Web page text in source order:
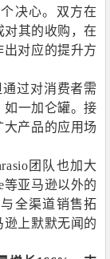
决心。双方在
对其的收购，在
对应的提升方
过对消费者需
如一加仑罐。接
产品的应用场
团队也加大
等亚马逊以外的
全渠道销售拓
上默默无闻的